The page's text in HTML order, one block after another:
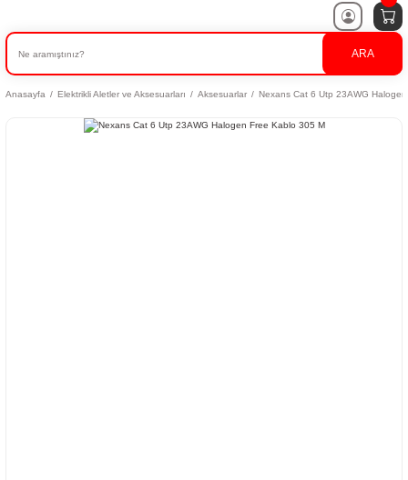
ARA
Anasayfa Elektrikli Aletler ve Aksesuarları Aksesuarlar Nexans Cat 6 Utp 23AWG